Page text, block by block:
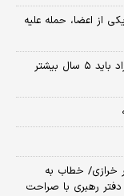
از اعضا، حمله علیه
جزئیات صدور احکام بازنشستگی اعلام شد/ این افراد باید ۵ سال بیشتر
خرازی/ خطاب به
رهبری با صراحت